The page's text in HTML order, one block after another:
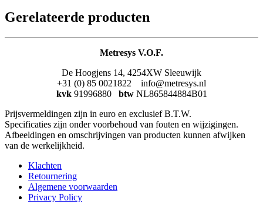
Gerelateerde producten
Metresys V.O.F.
De Hoogjens 14, 4254XW Sleeuwijk
+31 (0) 85 0021822 info@metresys.nl
kvk 91996880 btw NL865844884B01
Prijsvermeldingen zijn in euro en exclusief B.T.W.
Specificaties zijn onder voorbehoud van fouten en wijzigingen.
Afbeeldingen en omschrijvingen van producten kunnen afwijken
van de werkelijkheid.
Klachten
Retournering
Algemene voorwaarden
Privacy Policy